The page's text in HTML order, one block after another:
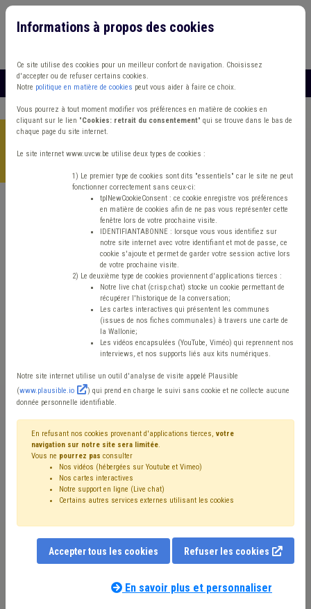
Accueil >Finances et fiscalité
relative à la balise d’emprunt et au ratio d’endettement
Finances et fiscalité
Une circulaire relative
à la balise d’emprunt et
au ratio d’endettement
modifie la circulaire
budgétaire 2025
Mis en ligne le 20 Décembre 2024 - Dernière mise à jour le
6 Janvier 2025 - Katlyn VAN OVERMEIRE
Les communes ont reçu fin décembre une circulaire
concernant la balise d’emprunt et le ratio d’endettement.
gouvernement, en préalable à sa publication et envoi
officiel aux pouvoirs locaux, modifie la circulaire
intégrer l’éventuel reliquat positif de la balise d’emprunt
Informations à propos des cookies
Ce site utilise des cookies pour un meilleur confort de navigation. Choisissez
d'accepter ou de refuser certains cookies.
Notre politique en matière de cookies peut vous aider à faire ce choix.
Vous pourrez à tout moment modifier vos préférences en matière de cookies en
cliquant sur le lien "Cookies: retrait du consentement" qui se trouve dans le bas de
chaque page du site internet.
Le site internet www.uvcw.be utilise deux types de cookies :
1) Le premier type de cookies sont dits "essentiels" car le site ne peut
fonctionner correctement sans ceux-ci:
tplNewCookieConsent : ce cookie enregistre vos préférences
en matière de cookies afin de ne pas vous représenter cette
fenêtre lors de votre prochaine visite.
IDENTIFIANTABONNE : lorsque vous vous identifiez sur
notre site internet avec votre identifiant et mot de passe, ce
cookie s'ajoute et permet de garder votre session active lors
de votre prochaine visite.
2) Le deuxième type de cookies proviennent d'applications tierces :
Notre live chat (crisp.chat) stocke un cookie permettant de
récupérer l'historique de la conversation;
Les cartes interactives qui présentent les communes
(issues de nos fiches communales) à travers une carte de
la Wallonie;
Les vidéos encapsulées (YouTube, Viméo) qui reprennent nos
interviews, et nos supports liés aux kits numériques.
Notre site internet utilise un outil d'analyse de visite appelé Plausible
(www.plausible.io
) qui prend en charge le suivi sans cookie et ne collecte aucune
donnée personnelle identifiable.
En refusant nos cookies provenant d'applications tierces, votre
navigation sur notre site sera limitée.
Vous ne pourrez pas consulter
Nos vidéos (hébergées sur Youtube et Vimeo)
Nos cartes interactives
Notre support en ligne (Live chat)
Certains autres services externes utilisant les cookies
Accepter tous les cookies Refuser les cookies
En savoir plus et personnaliser